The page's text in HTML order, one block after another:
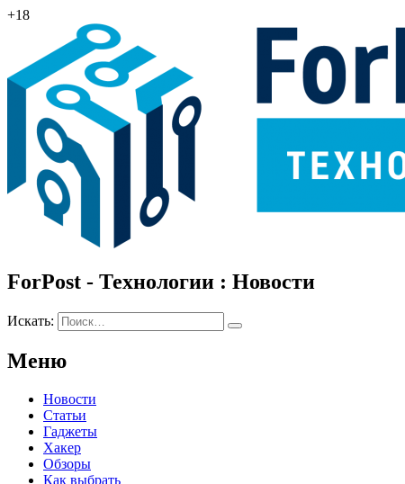
+18
ForPost - Технологии : Новости
Искать:
Меню
Новости
Статьи
Гаджеты
Хакер
Обзоры
Как выбрать